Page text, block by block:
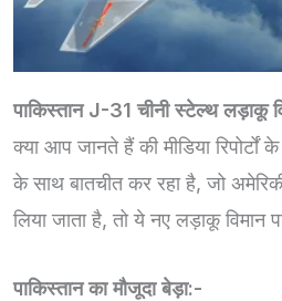
पाकिस्तान J-31 चीनी स्टेल्थ लड़ाकू
क्या आप जानते हैं की मीडिया
के साथ बातचीत कर रहा है, जो
लिया जाता है, तो ये नए लड़ाकू
पाकिस्तान का मौजूदा बेड़ा:-